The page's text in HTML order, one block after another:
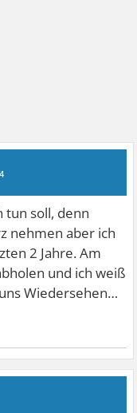
tun soll, denn
nehmen aber ich
2 Jahre. Am
und ich weiß
Wiedersehen…